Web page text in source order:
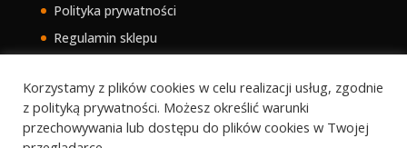
Polityka prywatności
Regulamin sklepu
Korzystamy z plików cookies w celu realizacji usług, zgodnie
z polityką prywatności. Możesz określić warunki
przechowywania lub dostępu do plików cookies w Twojej